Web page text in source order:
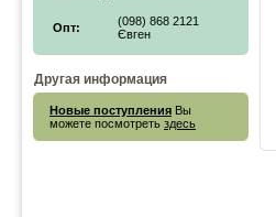
Опт:
(098) 868 2121
Євген
Другая информация
Новые поступления Вы
можете посмотреть здесь